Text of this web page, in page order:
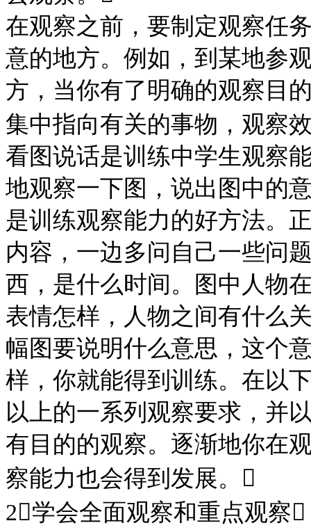
在观察之前，要制定观察任
意的地方。例如，到某地参
方，当你有了明确的观察目
集中指向有关的事物，观察
看图说话是训练中学生观察
地观察一下图，说出图中的
是训练观察能力的好方法。
内容，一边多问自己一些问
西，是什么时间。图中人物
表情怎样，人物之间有什么
幅图要说明什么意思，这个
样，你就能得到训练。在以
以上的一系列观察要求，并
有目的的观察。逐渐地你在
察能力也会得到发展。 
2学会全面观察和重点观察